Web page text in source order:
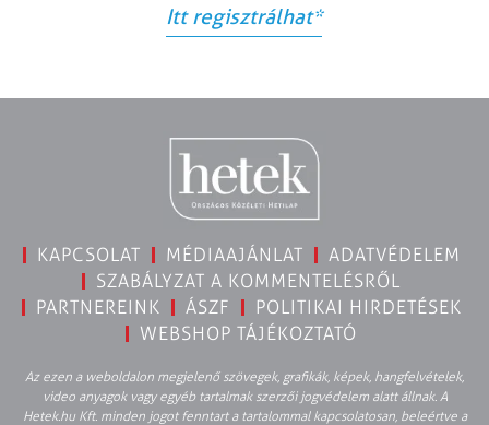
Itt regisztrálhat*
KAPCSOLAT MÉDIAAJÁNLAT
ADATVÉDELEM
SZABÁLYZAT A KOMMENTELÉSRŐL
PARTNEREINK
ÁSZF
POLITIKAI HIRDETÉSEK
WEBSHOP TÁJÉKOZTATÓ
Az ezen a weboldalon megjelenő szövegek, grafikák, képek, hangfelvételek,
video anyagok vagy egyéb tartalmak szerzői jogvédelem alatt állnak. A
Hetek.hu Kft. minden jogot fenntart a tartalommal kapcsolatosan, beleértve a